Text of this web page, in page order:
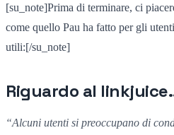
[su_note]Prima di terminare, ci
come quello Pau ha fatto per gli
utili:[/su_note]
Riguardo al
“Alcuni utenti si preoccupano di